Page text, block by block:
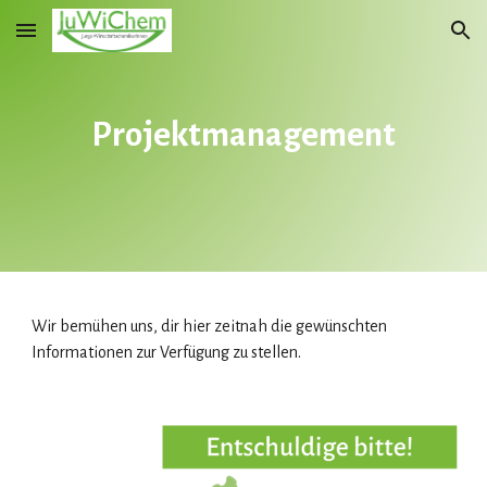
Skip to main content Skip to navigation
Projektmanagement
Wir bemühen uns, dir hier zeitnah die gewünschten
Informationen zur Verfügung zu stellen.